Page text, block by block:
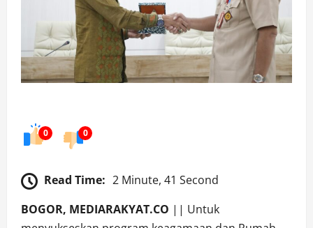
0 0
Read Time: 2 Minute, 41 Second
BOGOR, MEDIARAKYAT.CO || Untuk